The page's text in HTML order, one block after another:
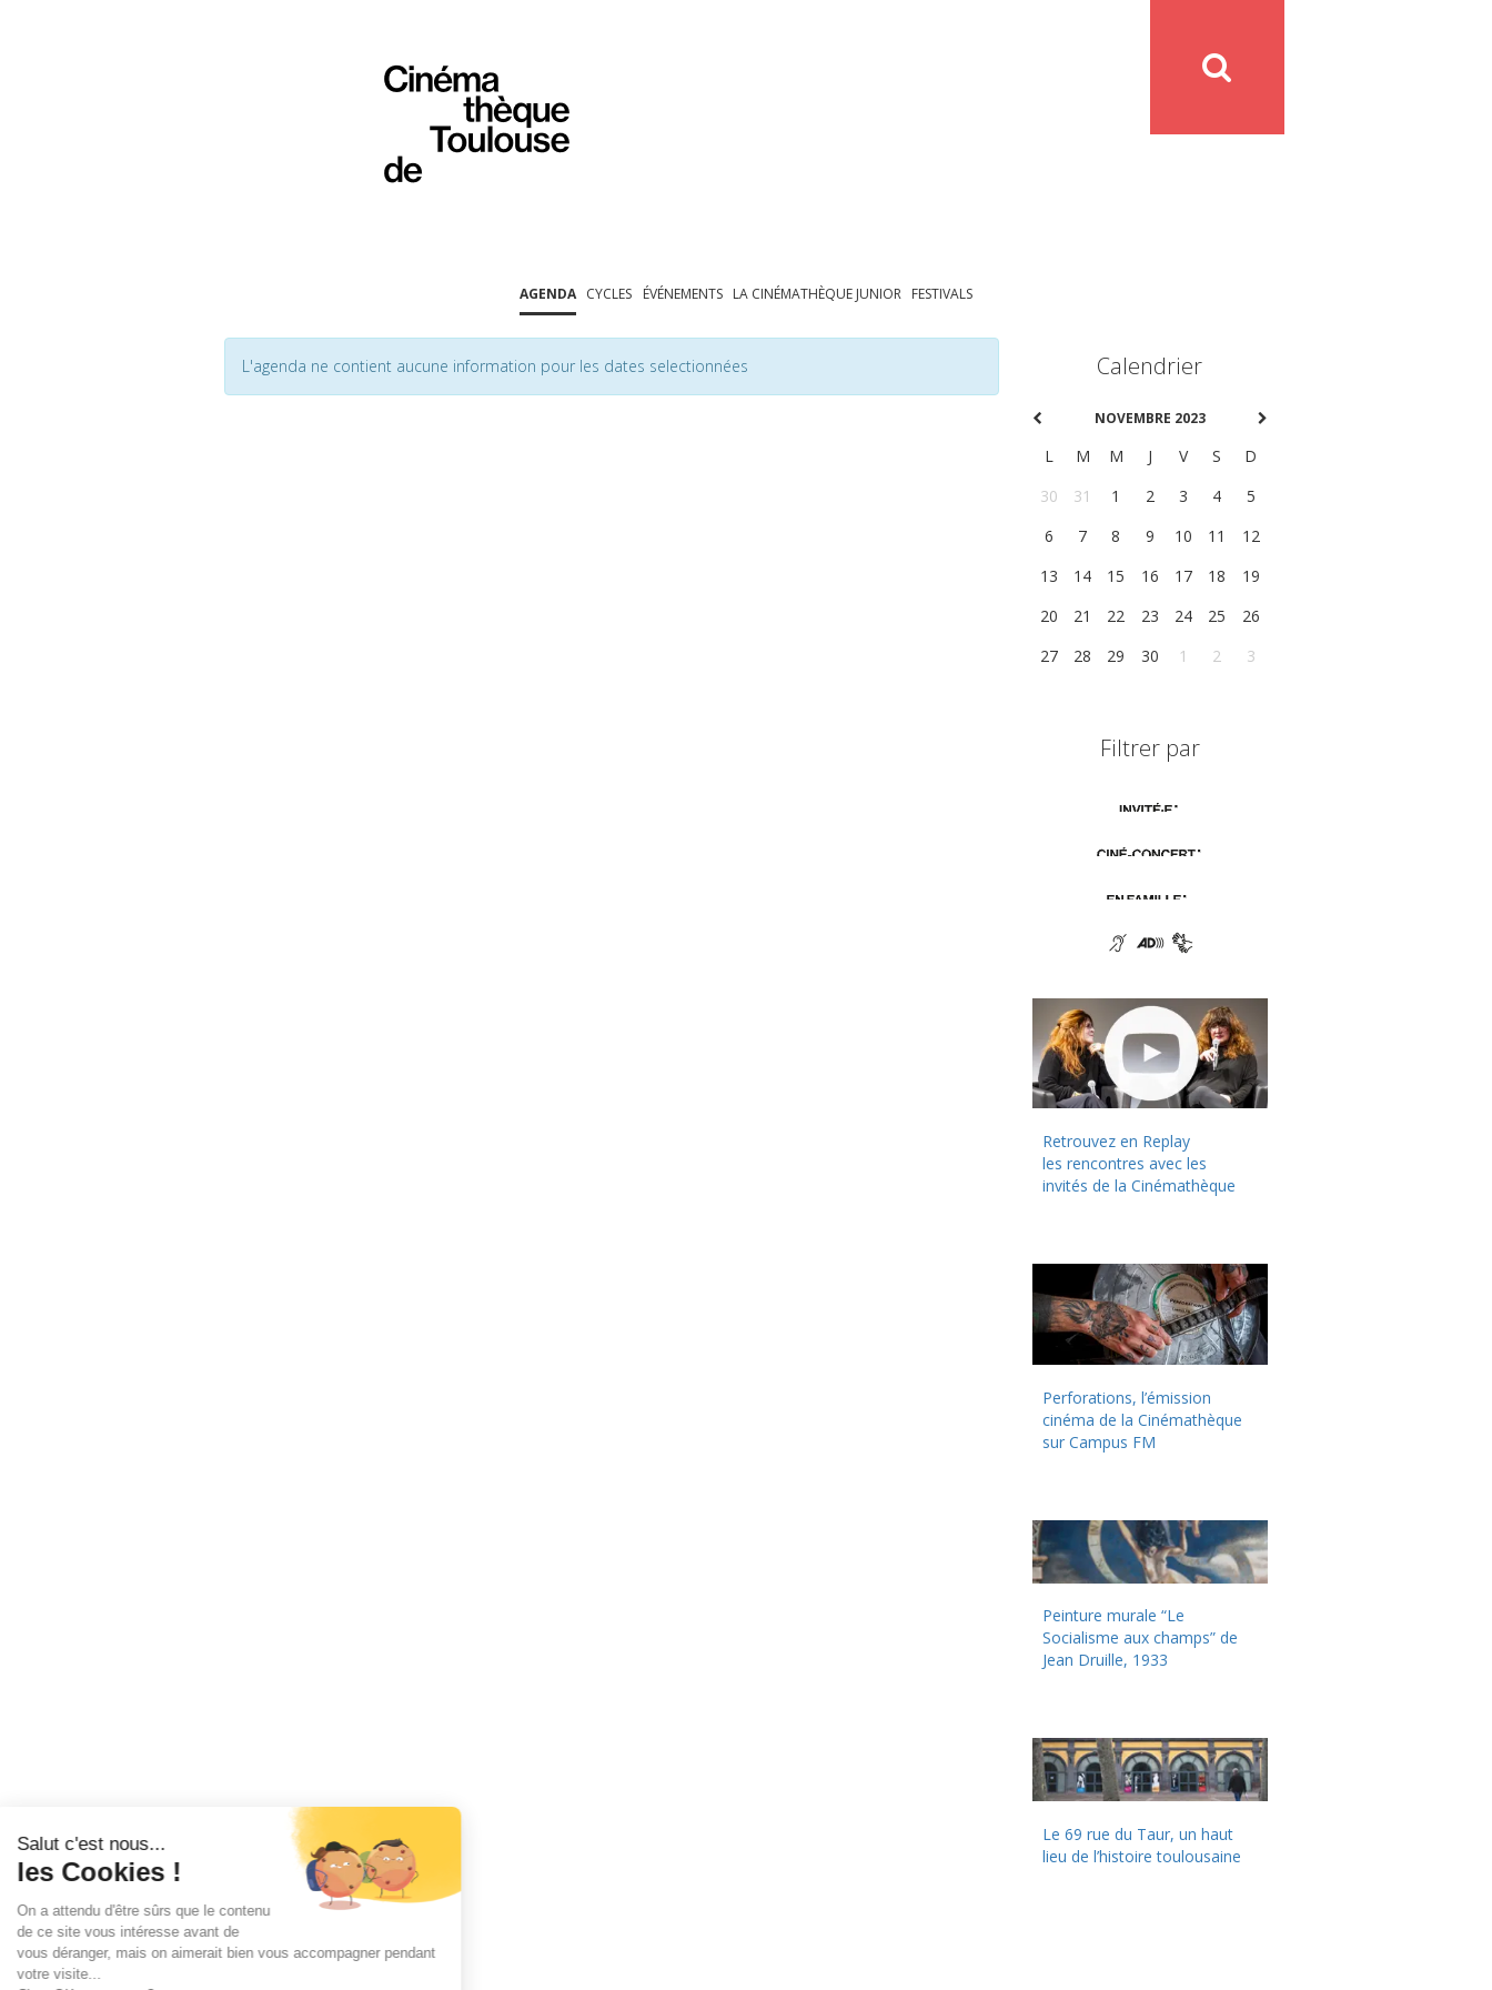
AGENDA CYCLES ÉVÉNEMENTS LA CINÉMATHÈQUE JUNIOR FESTIVALS
L'agenda ne contient aucune information pour les dates selectionnées Calendrier
NOVEMBRE 2023
L M M J V S
D
30
31 1 2 3 4
5
6
7 8 9 10 11
12
13
14 15 16 17 18
19
20
21 22 23 24 25
26
27
28 29 30 1 2 3
Filtrer par
Retrouvez en Replay
les rencontres avec les
invités de la Cinémathèque
Perforations, l’émission
cinéma de la Cinémathèque
sur Campus FM
Peinture murale “Le
Socialisme aux champs” de
Jean Druille, 1933
Le 69 rue du Taur, un haut
lieu de l’histoire toulousaine